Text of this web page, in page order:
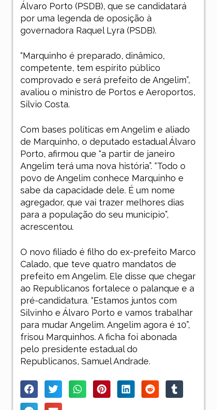
Álvaro Porto (PSDB), que se candidatará
por uma legenda de oposição à
governadora Raquel Lyra (PSDB).
“Marquinho é preparado, dinâmico,
competente, tem espírito público
comprovado e será prefeito de Angelim”,
avaliou o ministro de Portos e Aeroportos,
Silvio Costa.
Com bases políticas em Angelim e aliado
de Marquinho, o deputado estadual Álvaro
Porto, afirmou que “a partir de janeiro
Angelim terá uma nova história”. “Todo o
povo de Angelim conhece Marquinho e
sabe da capacidade dele. É um nome
agregador, que vai trazer melhores dias
para a população do seu município”,
acrescentou.
O novo filiado é filho do ex-prefeito Marco
Calado, que teve quatro mandatos de
prefeito em Angelim. Ele disse que chegar
ao Republicanos fortalece o palanque e a
pré-candidatura. “Estamos juntos com
Silvinho e Álvaro Porto e vamos trabalhar
para mudar Angelim. Angelim agora é 10”,
frisou Marquinhos. A ficha foi abonada
pelo presidente estadual do
Republicanos, Samuel Andrade.